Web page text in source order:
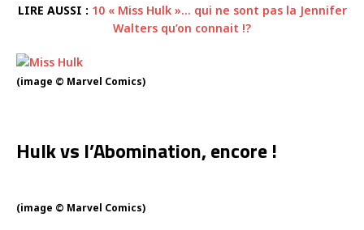
LIRE AUSSI : 10 « Miss Hulk »… qui ne sont pas la Jennifer
Walters qu’on connait !?
(image © Marvel Comics)
Hulk vs l’Abomination, encore !
(image © Marvel Comics)